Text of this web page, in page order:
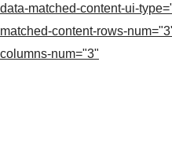
data-matched-content-ui-
matched-content-rows-
columns-num="3"